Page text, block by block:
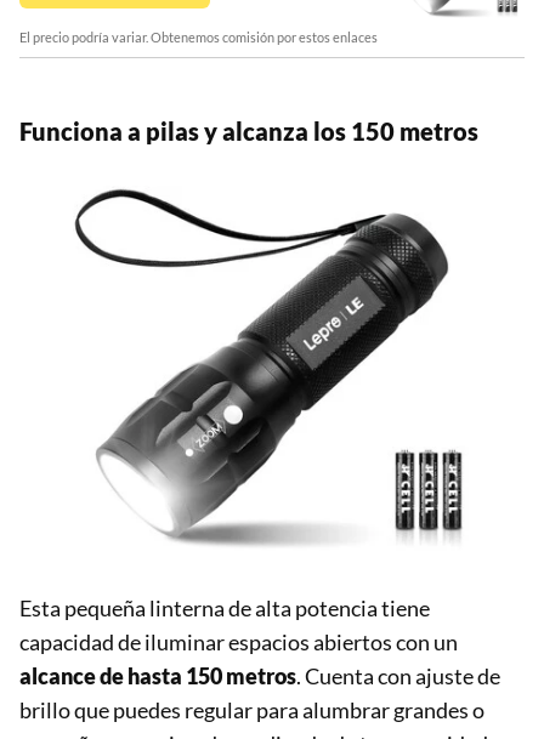
El precio podría variar. Obtenemos comisión por estos enlaces
Funciona a pilas y alcanza los 150 metros
Esta pequeña linterna de alta potencia tiene
capacidad de iluminar espacios abiertos con un
alcance de hasta 150 metros. Cuenta con ajuste de
brillo que puedes regular para alumbrar grandes o